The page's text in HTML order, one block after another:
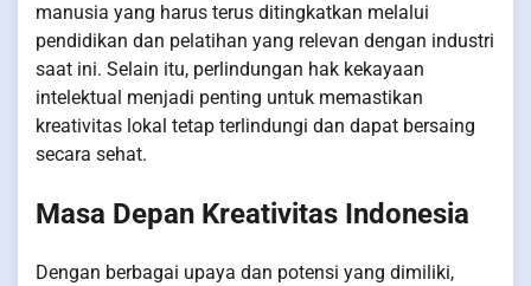
manusia yang harus terus ditingkatkan melalui
pendidikan dan pelatihan yang relevan dengan industri
saat ini. Selain itu, perlindungan hak kekayaan
intelektual menjadi penting untuk memastikan
kreativitas lokal tetap terlindungi dan dapat bersaing
secara sehat.
Masa Depan Kreativitas Indonesia
Dengan berbagai upaya dan potensi yang dimiliki,